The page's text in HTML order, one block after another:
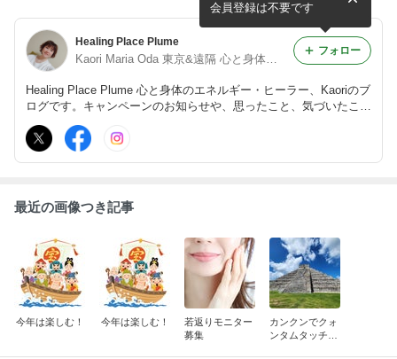
Healing Place Plume
Healing Place Plume 心と身体のエネルギー・ヒーラー、Kaoriのブ
ログです。キャンペーンのお知らせや、思ったこと、気づいたこと
など綴っています。
会員登録は不要です
フォロー
最近の画像つき記事
今年は楽しむ！ 今年は楽しむ！
若返りモニター
募集
カンクンでクォ
ンタムタッチの